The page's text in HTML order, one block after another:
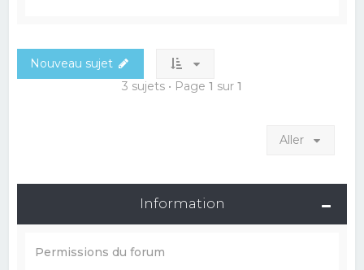
Nouveau sujet
3 sujets • Page 1 sur 1
Aller
Information
Permissions du forum